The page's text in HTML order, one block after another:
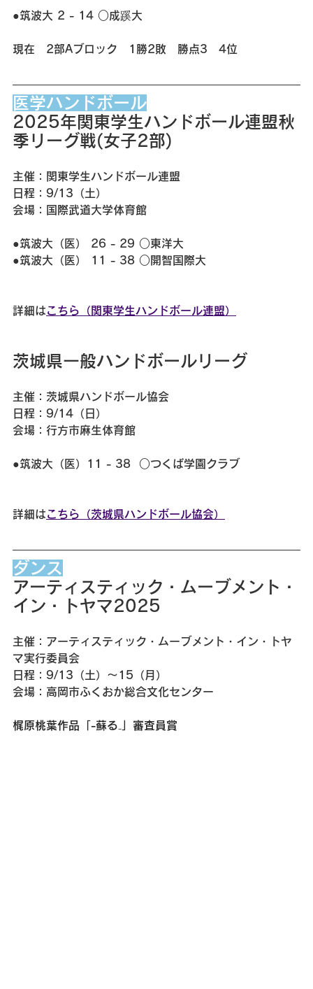
●筑波大 2 - 14 ○成蹊大
現在　2部Aブロック　1勝2敗　勝点3　4位
医学ハンドボール
2025年関東学生ハンドボール連盟秋
季リーグ戦(女子2部)
主催：関東学生ハンドボール連盟
日程：9/13（土）
会場：国際武道大学体育館
●筑波大（医） 26 - 29 ○東洋大
●筑波大（医） 11 - 38 ○開智国際大
詳細はこちら（関東学生ハンドボール連盟）
茨城県一般ハンドボールリーグ
主催：茨城県ハンドボール協会
日程：9/14（日）
会場：行方市麻生体育館
●筑波大（医）11 - 38  ○つくば学園クラブ
詳細はこちら（茨城県ハンドボール協会）
ダンス
アーティスティック・ムーブメント・
イン・トヤマ2025
主催：アーティスティック・ムーブメント・イン・トヤ
マ実行委員会
日程：9/13（土）〜15（月）
会場：高岡市ふくおか総合文化センター
梶原桃葉作品「-蘇る₋」審査員賞